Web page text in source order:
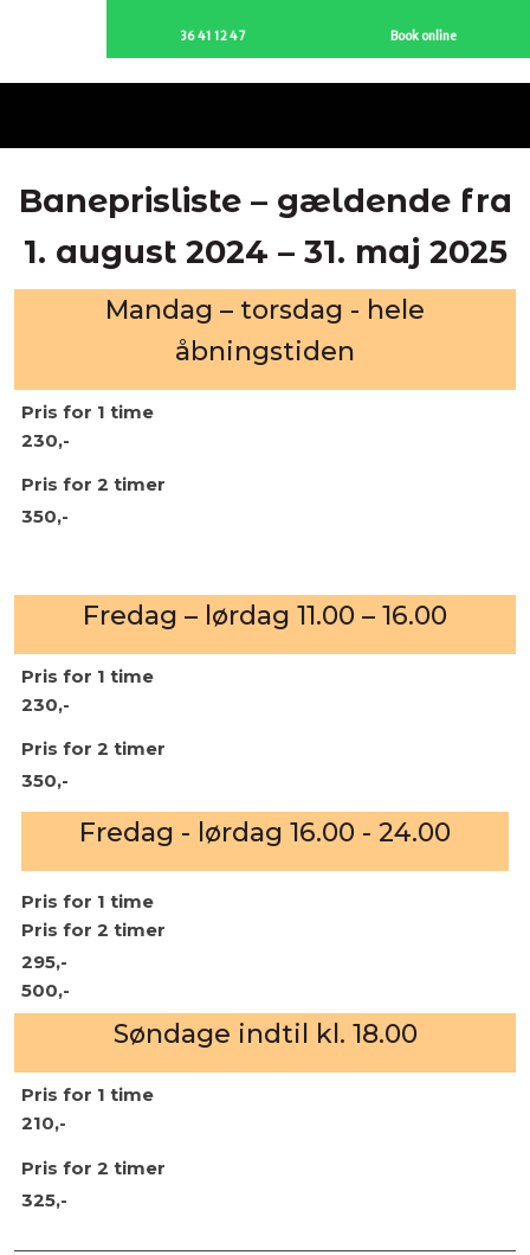
36 41 12 47 Book online
Baneprisliste – gældende fra
1. august 2024 – 31. maj 2025
​Mandag – torsdag - hele
åbningstiden
Pris for ​1 time​
230,-
Pris for ​2 timer
350,-​
Fredag – lørdag 11.00 – 16.00
Pris for ​1 time​
230,-
Pris for ​2 timer
350,-
Fredag - lørdag 16.00 - 24.00
Pris for ​1 time​​
Pris for ​2 timer
295,-
500,-
Søndage indtil kl. 18.00
Pris for ​1 time​
210,-
Pris for ​2 timer
325,-​